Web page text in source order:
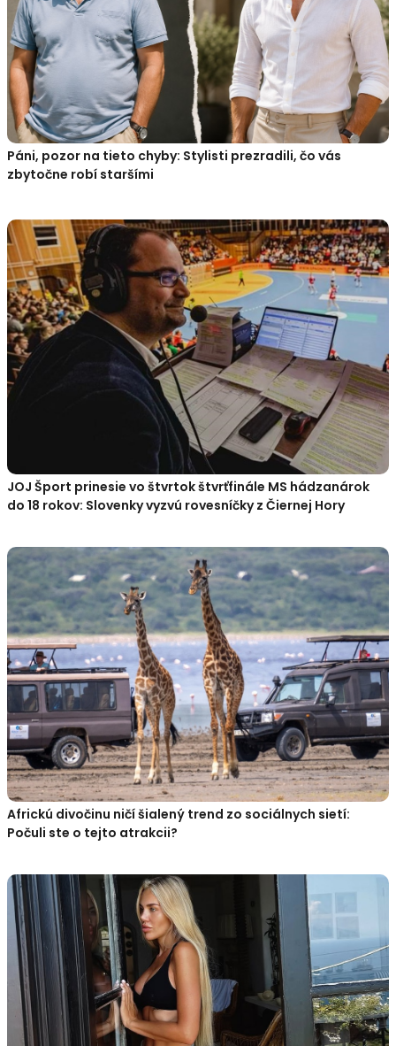
Páni, pozor na tieto chyby: Stylisti prezradili, čo vás
zbytočne robí staršími
JOJ Šport prinesie vo štvrtok štvrťfinále MS hádzanárok
do 18 rokov: Slovenky vyzvú rovesníčky z Čiernej Hory
Africkú divočinu ničí šialený trend zo sociálnych sietí:
Počuli ste o tejto atrakcii?